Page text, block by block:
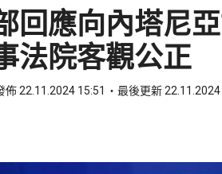
回應向內塔尼
法院客觀公正
佈 22.11.2024 15:51 最後更新 22.11.2024
to WhatsApp